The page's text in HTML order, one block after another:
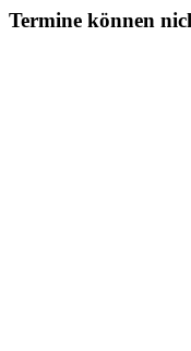
Termine können